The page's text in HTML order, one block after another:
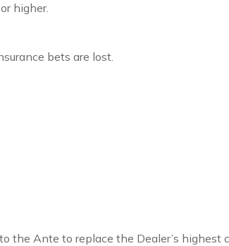
higher.
bets are lost.
the Ante to replace the Dealer’s